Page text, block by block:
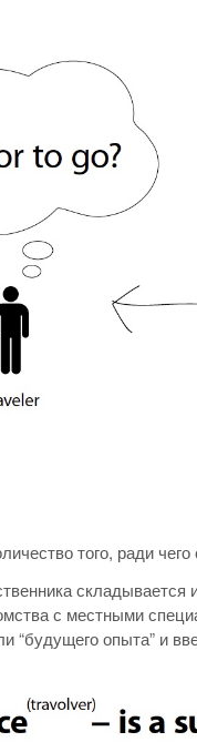
того, ради
с местными
“будущего опыта” и